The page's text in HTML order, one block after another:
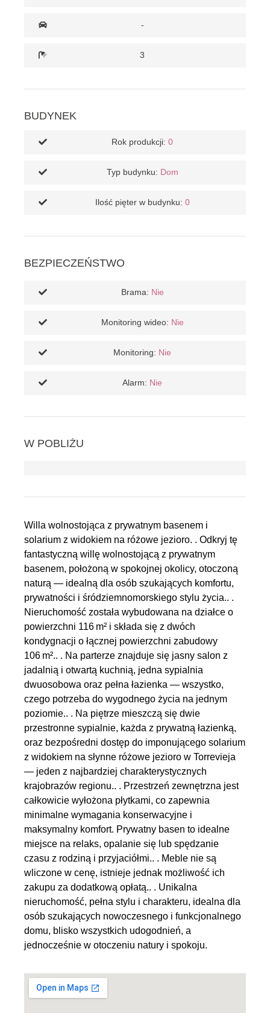
-
3
BUDYNEK
Rok produkcji: 0
Typ budynku: Dom
Ilość pięter w budynku: 0
BEZPIECZEŃSTWO
Brama: Nie
Monitoring wideo: Nie
Monitoring: Nie
Alarm: Nie
W POBLIŻU
Willa wolnostojąca z prywatnym basenem i
solarium z widokiem na różowe jezioro. . Odkryj tę
fantastyczną willę wolnostojącą z prywatnym
basenem, położoną w spokojnej okolicy, otoczoną
naturą — idealną dla osób szukających komfortu,
prywatności i śródziemnomorskiego stylu życia.. .
Nieruchomość została wybudowana na działce o
powierzchni 116 m² i składa się z dwóch
kondygnacji o łącznej powierzchni zabudowy
106 m².. . Na parterze znajduje się jasny salon z
jadalnią i otwartą kuchnią, jedna sypialnia
dwuosobowa oraz pełna łazienka — wszystko,
czego potrzeba do wygodnego życia na jednym
poziomie.. . Na piętrze mieszczą się dwie
przestronne sypialnie, każda z prywatną łazienką,
oraz bezpośredni dostęp do imponującego solarium
z widokiem na słynne różowe jezioro w Torrevieja
— jeden z najbardziej charakterystycznych
krajobrazów regionu.. . Przestrzeń zewnętrzna jest
całkowicie wyłożona płytkami, co zapewnia
minimalne wymagania konserwacyjne i
maksymalny komfort. Prywatny basen to idealne
miejsce na relaks, opalanie się lub spędzanie
czasu z rodziną i przyjaciółmi.. . Meble nie są
wliczone w cenę, istnieje jednak możliwość ich
zakupu za dodatkową opłatą.. . Unikalna
nieruchomość, pełna stylu i charakteru, idealna dla
osób szukających nowoczesnego i funkcjonalnego
domu, blisko wszystkich udogodnień, a
jednocześnie w otoczeniu natury i spokoju.